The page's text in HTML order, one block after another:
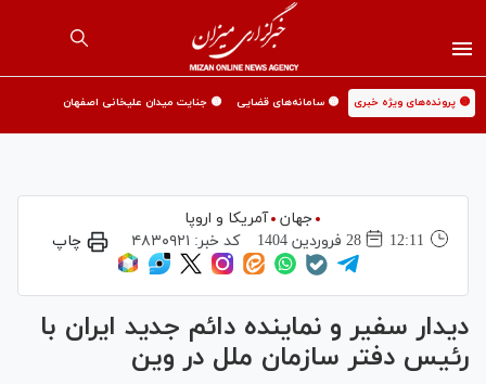
🟡 پرونده‌های ویژه خبری 🟡 سامانه‌های قضایی 🟡 جنایت میدان علیخانی اصفهان
جهان
آمریکا و اروپا
12:11
28 فروردين 1404 کد خبر: ۴۸۳۰۹۲۱ چاپ
دیدار سفیر و نماینده دائم جدید ایران با
رئیس دفتر سازمان ملل در وین